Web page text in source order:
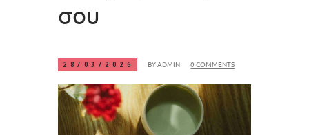
σου
28/03/2026 BYADMIN 0 COMMENTS